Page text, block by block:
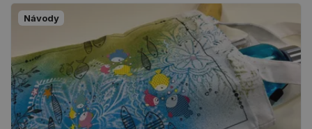
Návody